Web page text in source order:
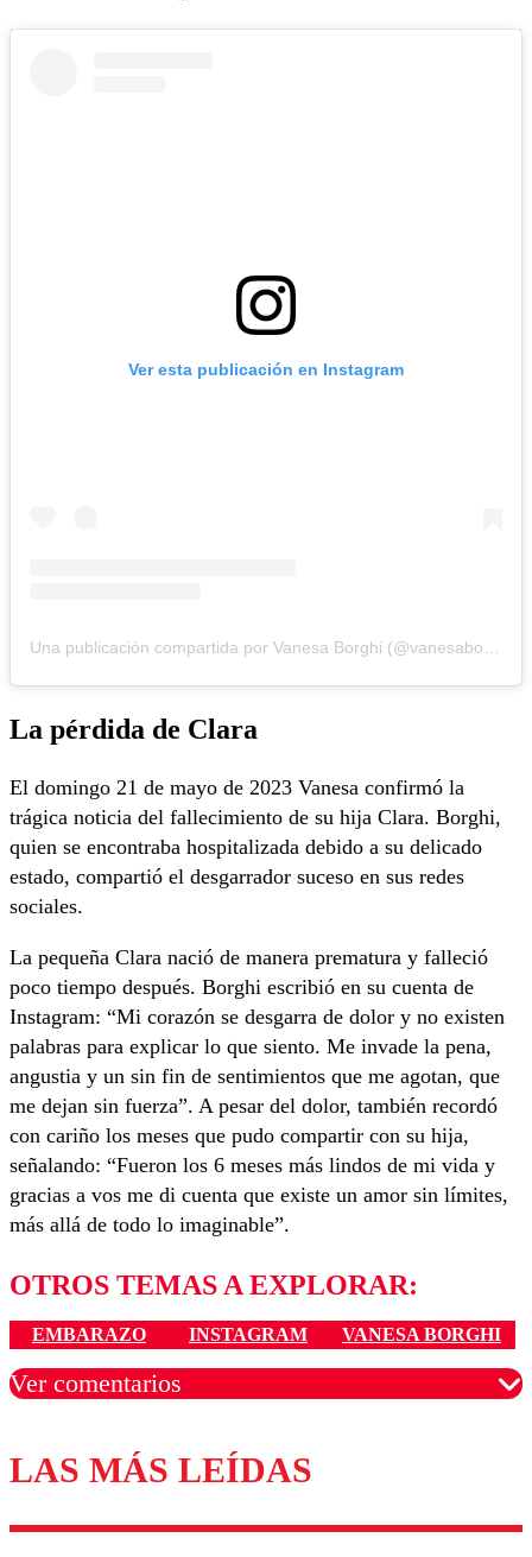
Ver esta publicación en Instagram
La pérdida de Clara
El domingo 21 de mayo de 2023 Vanesa confirmó la
trágica noticia del fallecimiento de su hija Clara. Borghi,
quien se encontraba hospitalizada debido a su delicado
estado, compartió el desgarrador suceso en sus redes
sociales.
La pequeña Clara nació de manera prematura y falleció
poco tiempo después. Borghi escribió en su cuenta de
Instagram: “Mi corazón se desgarra de dolor y no existen
palabras para explicar lo que siento. Me invade la pena,
angustia y un sin fin de sentimientos que me agotan, que
me dejan sin fuerza”. A pesar del dolor, también recordó
con cariño los meses que pudo compartir con su hija,
señalando: “Fueron los 6 meses más lindos de mi vida y
gracias a vos me di cuenta que existe un amor sin límites,
más allá de todo lo imaginable”.
OTROS TEMAS A EXPLORAR:
EMBARAZO INSTAGRAM VANESA BORGHI
Ver comentarios
Los comentarios son moderados para garantizar un
diálogo respetuoso.
Nombre
LAS MÁS LEÍDAS